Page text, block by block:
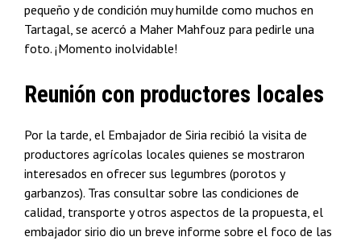
pequeño y de condición muy humilde como muchos en
Tartagal, se acercó a Maher Mahfouz para pedirle una
foto. ¡Momento inolvidable!
Reunión con productores locales
Por la tarde, el Embajador de Siria recibió la visita de
productores agrícolas locales quienes se mostraron
interesados en ofrecer sus legumbres (porotos y
garbanzos). Tras consultar sobre las condiciones de
calidad, transporte y otros aspectos de la propuesta, el
embajador sirio dio un breve informe sobre el foco de las